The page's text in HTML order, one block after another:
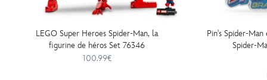
LEGO Super Heroes Spider-Man, la
figurine de héros Set 76346
100.99€
Pin's Spider-
Spider-